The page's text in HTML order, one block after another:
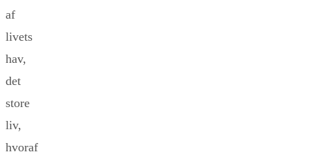
af
livets
hav,
det
store
liv,
hvoraf